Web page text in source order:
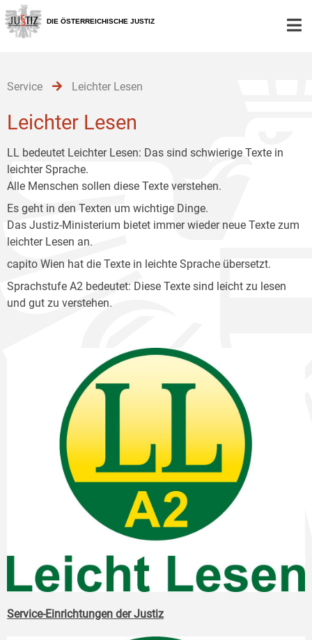
Zur
Hauptnavigation
[1]
Zum
Inhalt
[2]
Zum
Untermenü
[3]
DIE ÖSTERREICHISCHE JUSTIZ
Service Leichter Lesen
Leichter Lesen
LL bedeutet Leichter Lesen: Das sind schwierige Texte in
leichter Sprache.
Alle Menschen sollen diese Texte verstehen.
Es geht in den Texten um wichtige Dinge.
Das Justiz-Ministerium bietet immer wieder neue Texte zum
leichter Lesen an.
capito Wien hat die Texte in leichte Sprache übersetzt.
Sprachstufe A2 bedeutet: Diese Texte sind leicht zu lesen
und gut zu verstehen.
Service-Einrichtungen der Justiz